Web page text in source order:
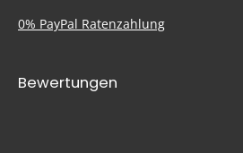
0% PayPal Ratenzahlung
Bewertungen